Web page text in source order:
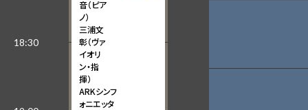
音（ピア
ノ）
三浦文
彰（ヴァ
イオリ
ン・指
揮）
ARKシンフ
ォニエッタ